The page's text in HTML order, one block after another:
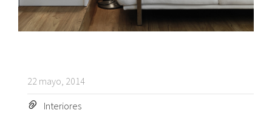
22 mayo, 2014
Interiores